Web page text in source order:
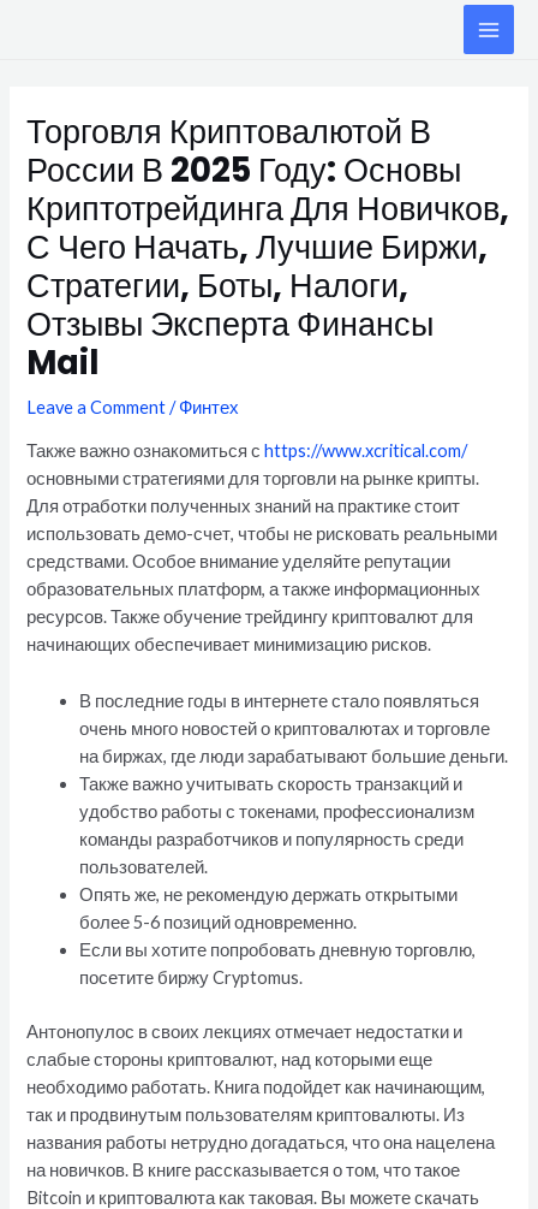
Торговля Криптовалютой В
России В 2025 Году: Основы
Криптотрейдинга Для Новичков,
С Чего Начать, Лучшие Биржи,
Стратегии, Боты, Налоги,
Отзывы Эксперта Финансы
Mail
Leave a Comment /Финтех
Также важно ознакомиться сhttps://www.xcritical.com/
основными стратегиями для торговли на рынке крипты.
Для отработки полученных знаний на практике стоит
использовать демо-счет, чтобы не рисковать реальными
средствами. Особое внимание уделяйте репутации
образовательных платформ, а также информационных
ресурсов. Также обучение трейдингу криптовалют для
начинающих обеспечивает минимизацию рисков.
В последние годы в интернете стало появляться
очень много новостей о криптовалютах и торговле
на биржах, где люди зарабатывают большие деньги.
Также важно учитывать скорость транзакций и
удобство работы с токенами, профессионализм
команды разработчиков и популярность среди
пользователей.
Опять же, не рекомендую держать открытыми
более 5-6 позиций одновременно.
Если вы хотите попробовать дневную торговлю,
посетите биржу Cryptomus.
Антонопулос в своих лекциях отмечает недостатки и
слабые стороны криптовалют, над которыми еще
необходимо работать. Книга подойдет как начинающим,
так и продвинутым пользователям криптовалюты. Из
названия работы нетрудно догадаться, что она нацелена
на новичков. В книге рассказывается о том, что такое
Bitcoin и криптовалюта как таковая. Вы можете скачать